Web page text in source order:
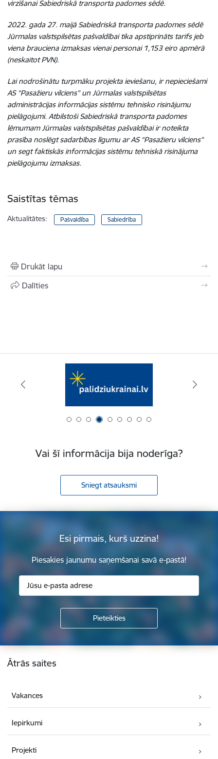
virzīšanai Sabiedriskā transporta padomes sēdē.
2022. gada 27. maijā Sabiedriskā transporta padomes sēdē
Jūrmalas valstspilsētas pašvaldībai tika apstiprināts tarifs jeb
viena brauciena izmaksas vienai personai 1,153 eiro apmērā
(neskaitot PVN).
Lai nodrošinātu turpmāku projekta ieviešanu, ir nepieciešami
AS “Pasažieru vilciens” un Jūrmalas valstspilsētas
administrācijas informācijas sistēmu tehnisko risinājumu
pielāgojumi. Atbilstoši Sabiedriskā transporta padomes
lēmumam Jūrmalas valstspilsētas pašvaldībai ir noteikta
prasība noslēgt sadarbības līgumu ar AS “Pasažieru vilciens”
un segt faktiskās informācijas sistēmu tehniskā risinājuma
pielāgojumu izmaksas.
Saistītas tēmas
Aktualitātes: Pašvaldība Sabiedrība
Drukāt lapu
Dalīties
Vai šī informācija bija noderīga?
Sniegt atsauksmi
Esi pirmais, kurš uzzina!
Piesakies jaunumu saņemšanai savā e-pastā!
Kājene
Ātrās saites
Vakances
Iepirkumi
Projekti